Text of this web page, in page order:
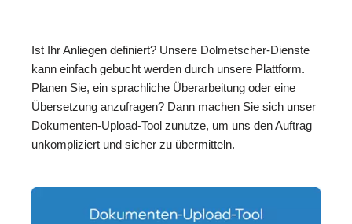
Ist Ihr Anliegen definiert? Unsere Dolmetscher-Dienste
kann einfach gebucht werden durch unsere Plattform.
Planen Sie, ein sprachliche Überarbeitung oder eine
Übersetzung anzufragen? Dann machen Sie sich unser
Dokumenten-Upload-Tool zunutze, um uns den Auftrag
unkompliziert und sicher zu übermitteln.